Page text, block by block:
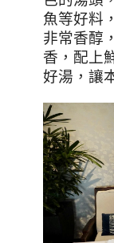
魚等好料
非常香醇
香，配上
好湯，讓